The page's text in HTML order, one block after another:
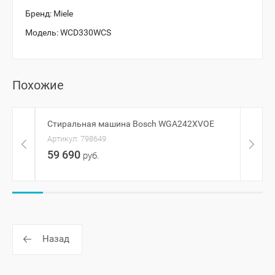
Бренд: Miele
Модель:WCD330WCS
Похожие
Стиральная машина Bosch WGA242XVOE
Артикул: 798649
59 690 руб.
Назад